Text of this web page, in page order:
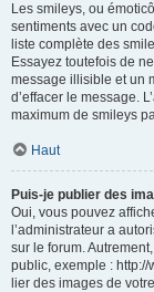
Les smileys, ou
sentiments avec un
liste complète des
Essayez toutefois de
message illisible et un
d’effacer le message.
maximum de smileys
Haut
Puis-je publier des
Oui, vous pouvez
l’administrateur a
sur le forum.
public, exemple :
lier des images de